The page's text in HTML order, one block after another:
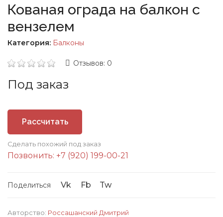
Кованая ограда на балкон с
вензелем
Категория: Балконы
Отзывов: 0
Под заказ
Рассчитать
стоимость
Сделать похожий под заказ
Позвонить: +7 (920) 199-00-21
Поделиться Vk Fb Tw
Авторство: Россашанский Дмитрий